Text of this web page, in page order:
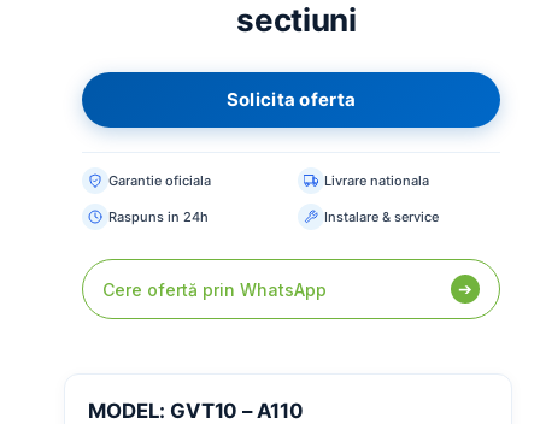
sectiuni
Solicita oferta
Garantie oficiala Livrare nationala
Raspuns in 24h Instalare & service
Cere ofertă prin WhatsApp ➔
MODEL: GVT10 – A110